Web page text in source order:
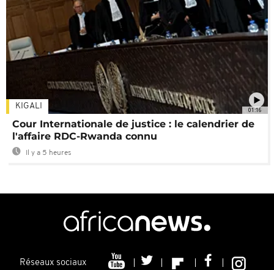
01:16
KIGALI
Cour Internationale de justice : le calendrier de
l'affaire RDC-Rwanda connu
Il y a 5 heures
Réseaux sociaux